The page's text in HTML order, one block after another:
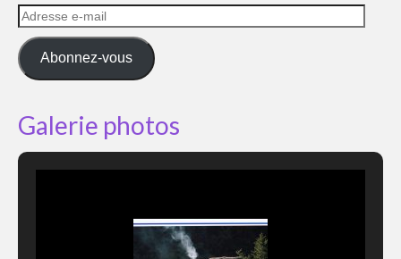
Adresse
e-
mail
Abonnez-vous
Galerie photos